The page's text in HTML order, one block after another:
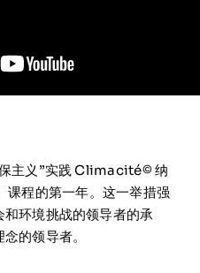
主义”实践 Climacité© 纳
程的第一年。这一举措强
环境挑战的领导者的承
的领导者。